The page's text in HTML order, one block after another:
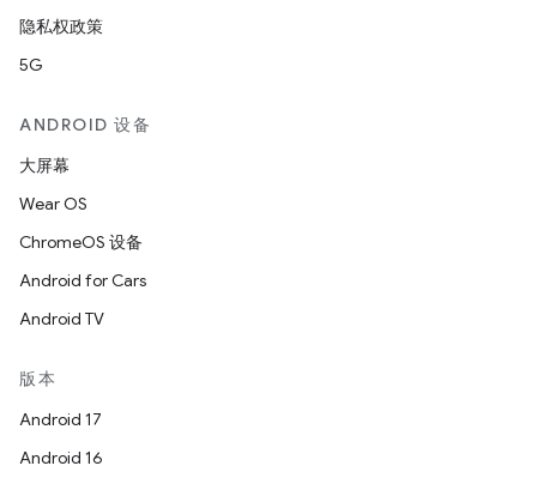
隐私权政策
5G
ANDROID 设备
大屏幕
Wear OS
ChromeOS 设备
Android for Cars
Android TV
版本
Android 17
Android 16